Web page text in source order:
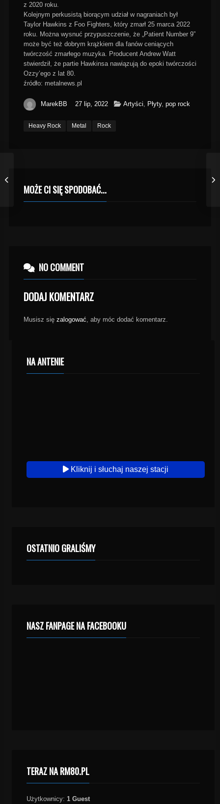
z 2020 roku.
Kolejnym perkusistą biorącym udział w nagraniach był
Taylor Hawkins z Foo Fighters, który zmarł 25 marca 2022
roku. Można wysnuć przypuszczenie, że „Patient Number 9”
może być też dobrym krążkiem dla fanów ceniących
twórczość zmarłego muzyka. Producent Andrew Watt
stwierdził, że partie Hawkinsa nawiązują do epoki twórczości
Ozzy’ego z lat 80.
źródło: metalnews.pl
MarekBB 27 lip, 2022 Artyści Płyty, pop rock
Heavy Rock Metal Rock
MOŻE CI SIĘ SPODOBAĆ...
NO COMMENT
DODAJ KOMENTARZ
Musisz się zalogować , aby móc dodać komentarz.
NA ANTENIE
Kliknij i słuchaj naszej stacji
OSTATNIO GRALIŚMY
NASZ FANPAGE NA FACEBOOKU
TERAZ NA RM80.PL
Użytkownicy: 1 Guest